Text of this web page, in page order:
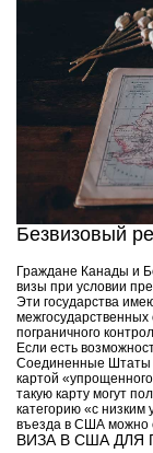
Безвизовый
Граждане Канады и
визы при условии
Эти государства
пограничного
Если есть
Соединенные Штаты
картой
такую карту могут
категорию «с низким
въезда в США можно
ВИЗА В США ДЛЯ